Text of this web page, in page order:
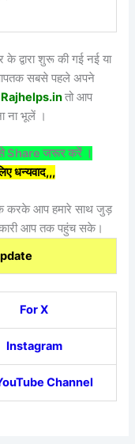
द्वारा शुरू की गई नई या
आपतक सबसे पहले अपने
Rajhelps.inतो आप
ना भूलें ।
Share जरूर करें ।
धन्यवाद,,,
करके आप हमारे साथ जुड़
आप तक पहुंच सके।
For X
Instagram
Channel